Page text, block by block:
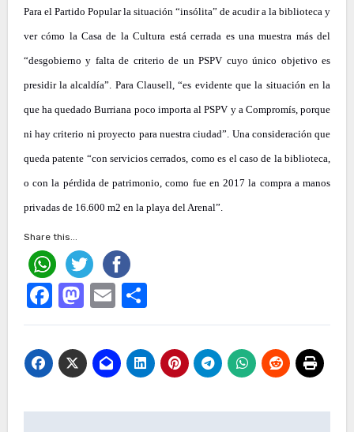
Para el Partido Popular la situación “insólita” de acudir a la biblioteca y
ver cómo la Casa de la Cultura está cerrada es una muestra más del
“desgobierno y falta de criterio de un PSPV cuyo único objetivo es
presidir la alcaldía”. Para Clausell, “es evidente que la situación en la
que ha quedado Burriana poco importa al PSPV y a Compromís, porque
ni hay criterio ni proyecto para nuestra ciudad”. Una consideración que
queda patente “con servicios cerrados, como es el caso de la biblioteca,
o con la pérdida de patrimonio, como fue en 2017 la compra a manos
privadas de 16.600 m2 en la playa del Arenal”.
Share this...
Facebook
Mastodon
Email